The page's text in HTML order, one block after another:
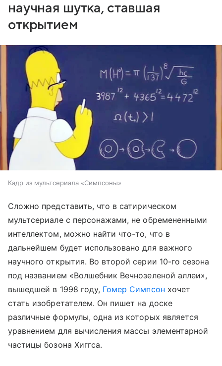
научная шутка, ставшая
открытием
Кадр из мультсериала «Симпсоны»
Сложно представить, что в сатирическом
мультсериале с персонажами, не обремененными
интеллектом, можно найти что-то, что в
дальнейшем будет использовано для важного
научного открытия. Во второй серии 10-го сезона
под названием «Волшебник Вечнозеленой аллеи»,
вышедшей в 1998 году, Гомер Симпсон хочет
стать изобретателем. Он пишет на доске
различные формулы, одна из которых является
уравнением для вычисления массы элементарной
частицы бозона Хиггса.